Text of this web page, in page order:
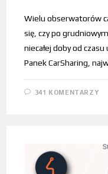
Wielu obserwatorów
się, czy po
niecałej doby od
Panek CarSharing,
341 KOMENTARZY